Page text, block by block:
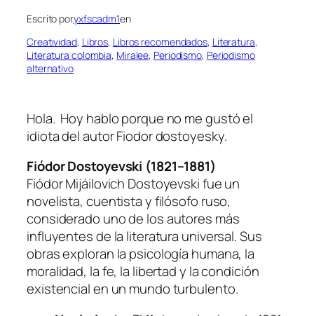
Escrito poryxfscadm1en
Creatividad, Libros, Libros recomendados, Literatura
Literatura colombia, Miralee, Periodismo, Periodismo
alternativo
Hola. Hoy hablo porque no me gustó el
idiota del autor Fiodor dostoyesky.
Fiódor Dostoyevski (1821–1881)
Fiódor Mijáilovich Dostoyevski fue un
novelista, cuentista y filósofo ruso,
considerado uno de los autores más
influyentes de la literatura universal. Sus
obras exploran la psicología humana, la
moralidad, la fe, la libertad y la condición
existencial en un mundo turbulento.